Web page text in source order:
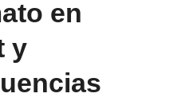
en
y